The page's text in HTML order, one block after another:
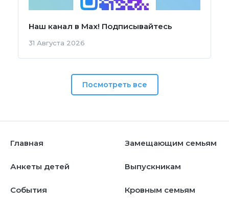
Наш канал в Мах! Подписывайтесь
31 Августа 2026
Посмотреть все
Главная
Анкеты детей
События
Замещающим семьям
Выпускникам
Кровным семьям